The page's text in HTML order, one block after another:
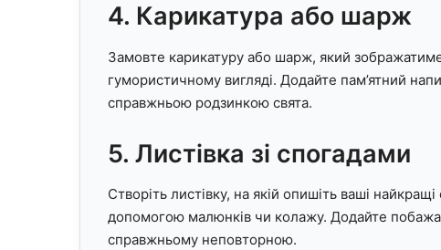
4. Карикатура або шарж
Замовте карикатуру або шарж, який
гумористичному вигляді. Додайте пам’ятний
справжньою родзинкою свята.
5. Листівка зі спогадами
Створіть листівку, на якій опишіть ваші
допомогою малюнків чи колажу. Додайте
справжньому неповторною.